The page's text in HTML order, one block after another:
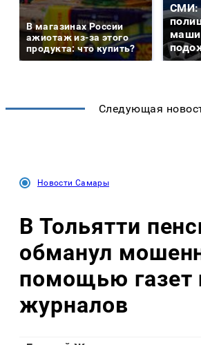
В магазинах России
ажиотаж из-за этого
продукта: что купить?
СМИ:
Следующая
Новости Самары
В Тольятти
обманул
помощью газет
журналов